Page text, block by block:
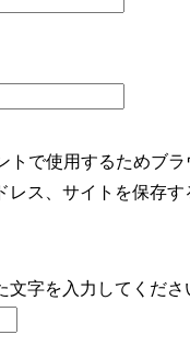
トで使用するためブ
レス、サイトを保存す
文字を入力してくださ